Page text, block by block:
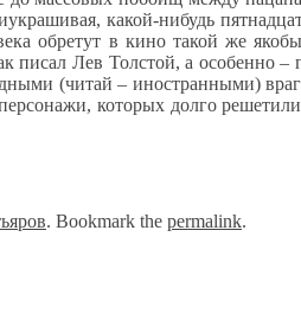
какой-нибудь
обретут в кино такой же
Лев Толстой, а особенно
(читай – иностранными)
которых долго
. Bookmark the permalink.